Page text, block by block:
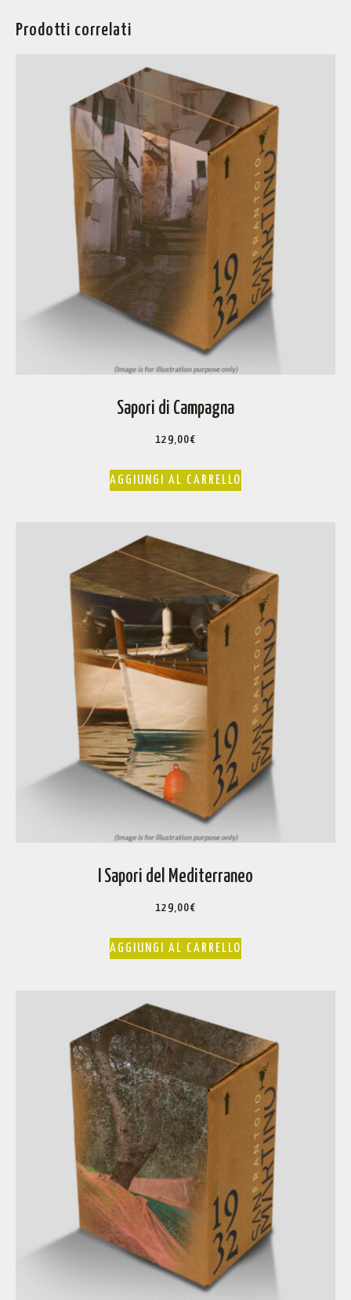
Prodotti correlati
Sapori di Campagna
129,00€
AGGIUNGI AL CARRELLO
I Sapori del Mediterraneo
129,00€
AGGIUNGI AL CARRELLO